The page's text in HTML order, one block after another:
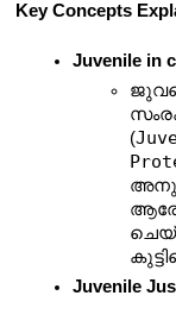
Key Concepts
Juvenile in
(
Juvenile